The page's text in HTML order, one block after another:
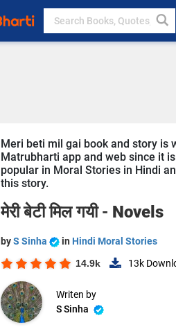
Meri beti mil gai book and story is
Matrubharti app and web since it
popular in Moral Stories in Hindi
this story.
मेरी बेटी मिल गयी - Novels
byS Sinha in Hindi Moral Stories
14.9k 13k
Writen by
S Sinha